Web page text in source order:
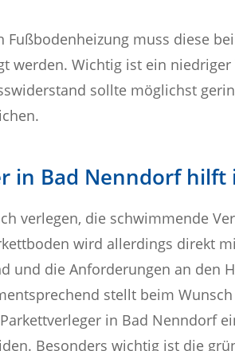
muss diese
werden. Wichtig ist ein
sollte möglichst
in Bad Nenndorf hilft
verlegen, die schwimmende
wird allerdings direkt
und die Anforderungen an den
stellt beim
in Bad Nenndorf
Besonders wichtig ist die